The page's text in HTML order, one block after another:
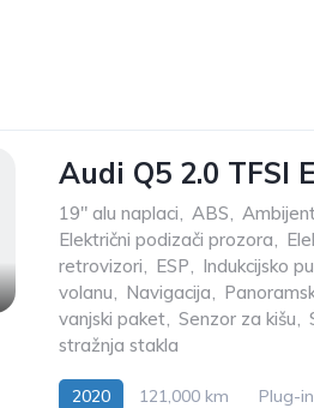
Audi Q5 2.0 TFSI
19" alu naplaci, ABS,
Električni podizači prozora,
retrovizori, ESP, Indukcijsko
volanu, Navigacija,
vanjski paket, Senzor za kišu,
stražnja stakla
2020 121,000 km Plug-